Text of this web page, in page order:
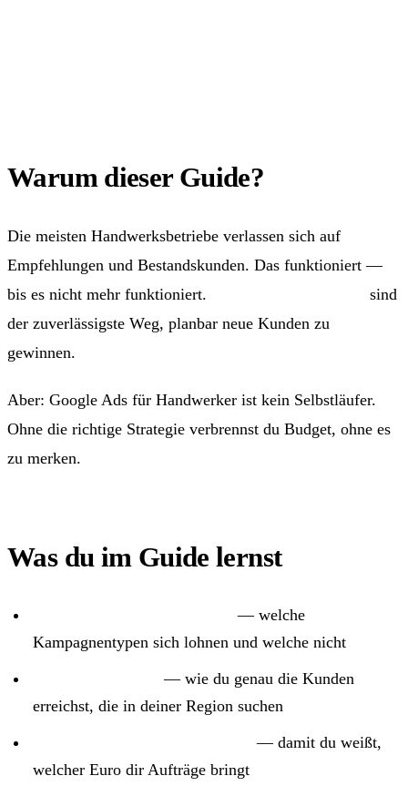
Warum dieser Guide?
Die meisten Handwerksbetriebe verlassen sich auf
Empfehlungen und Bestandskunden. Das funktioniert —
bis es nicht mehr funktioniert.
sind
der zuverlässigste Weg, planbar neue Kunden zu
gewinnen.
Aber: Google Ads für Handwerker ist kein Selbstläufer.
Ohne die richtige Strategie verbrennst du Budget, ohne es
zu merken.
Was du im Guide lernst
— welche
Kampagnentypen sich lohnen und welche nicht
— wie du genau die Kunden
erreichst, die in deiner Region suchen
— damit du weißt,
welcher Euro dir Aufträge bringt